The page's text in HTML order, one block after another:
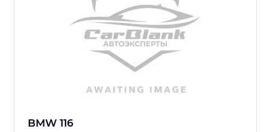
BMW 116